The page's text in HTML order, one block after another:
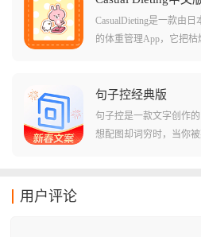
CasualDieting是一款由
的体重管理App，它把枯
记录体重的过程中收获
呼吸一样自然且快乐，
重降下去了。
句子控经典版
句子控是一款文字创作
想配图却词穷时，当你
用户评论